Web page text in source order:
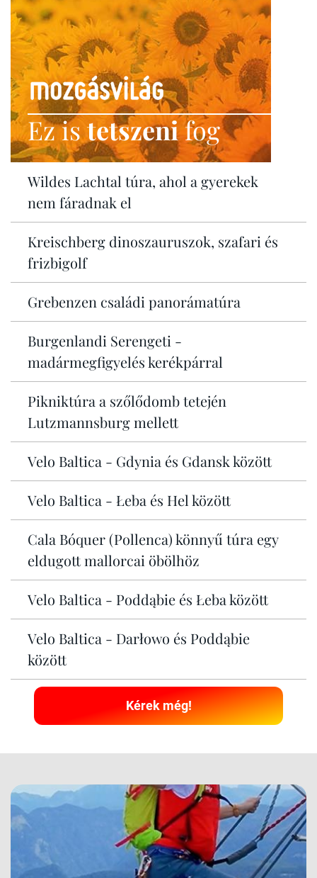
Ez istetszenifog
Wildes Lachtal túra, ahol a gyerekek
nem fáradnak el
Kreischberg dinoszauruszok, szafari és
frizbigolf
Grebenzen családi panorámatúra
Burgenlandi Serengeti -
madármegfigyelés kerékpárral
Pikniktúra a szőlődomb tetején
Lutzmannsburg mellett
Velo Baltica - Gdynia és Gdansk között
Velo Baltica - Łeba és Hel között
Cala Bóquer (Pollenca) könnyű túra egy
eldugott mallorcai öbölhöz
Velo Baltica - Poddąbie és Łeba között
Velo Baltica - Darłowo és Poddąbie
között
Kérek még!